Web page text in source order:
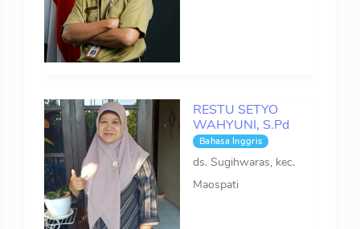
RESTU SETYO
WAHYUNI, S.Pd
Bahasa Inggris
ds. Sugihwaras, kec.
Maospati